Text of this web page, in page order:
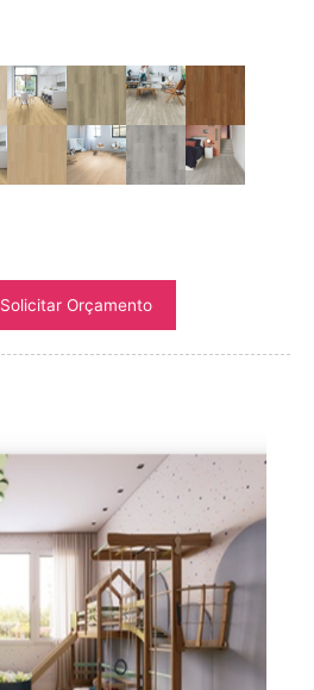
Solicitar Orçamento